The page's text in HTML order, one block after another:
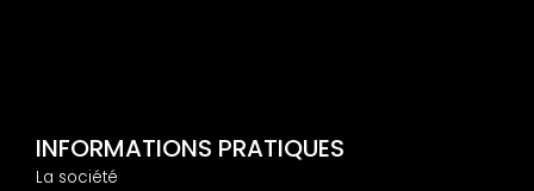
INFORMATIONS PRATIQUES
La société